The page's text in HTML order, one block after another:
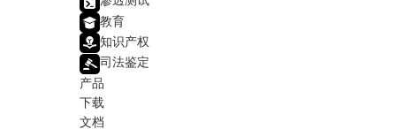
教育
知识产权
司法鉴定
产品
下载
文档